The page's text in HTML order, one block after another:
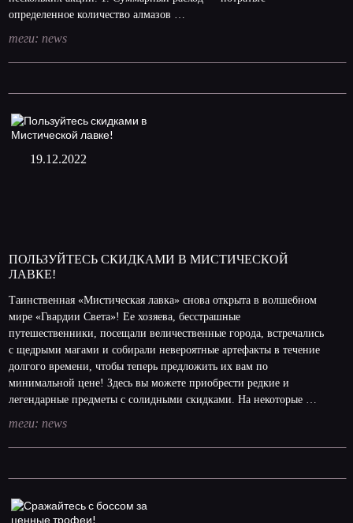
определенное количество алмазов …
теги: news
19.12.2022
ПОЛЬЗУЙТЕСЬ СКИДКАМИ В МИСТИЧЕСКОЙ
ЛАВКЕ!
Таинственная «Мистическая лавка» снова открыта в волшебном
мире «Гвардии Света»! Ее хозяева, бесстрашные
путешественники, посещали величественные города, встречались
с щедрыми магами и собирали невероятные артефакты в течение
долгого времени, чтобы теперь предложить их вам по
минимальной цене! Здесь вы можете приобрести редкие и
легендарные предметы с солидными скидками. На некоторые …
теги: news